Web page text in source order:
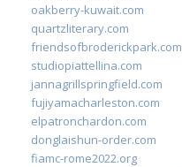
oakberry-kuwait.com
quartzliterary.com
friendsofbroderickpark.com
studiopiattellina.com
jannagrillspringfield.com
fujiyamacharleston.com
elpatronchardon.com
donglaishun-order.com
fiamc-rome2022.org